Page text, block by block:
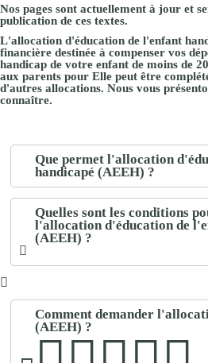
Nos pages sont actuellement à jour et
publication de ces textes.
L'allocation d'éducation de l'enfant
financière destinée à compenser vos
handicap de votre enfant de moins de
aux parents pour Elle peut être
d'autres allocations. Nous vous
connaître.
Que permet l'allocation
handicapé (AEEH) ?
Quelles sont les conditions
l'allocation d'éducation de
(AEEH) ?
Comment demander
(AEEH) ?